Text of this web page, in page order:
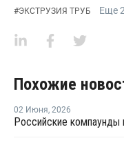
#ЭКСТРУЗИЯ ТРУБ Еще2
Похожие
02 Июня, 2026